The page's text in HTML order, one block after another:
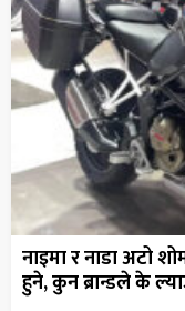
नाइमा र नाडा अटो
हुने, कुन ब्रान्डले के